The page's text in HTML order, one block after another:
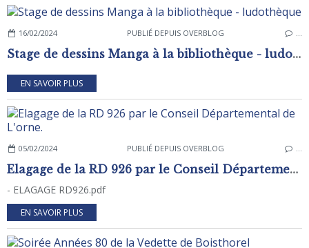
16/02/2024 PUBLIÉ DEPUIS OVERBLOG …
Stage de dessins Manga à la bibliothèque - ludothèque
EN SAVOIR PLUS
05/02/2024 PUBLIÉ DEPUIS OVERBLOG …
Elagage de la RD 926 par le Conseil Départemental de L'orne.
- ELAGAGE RD926.pdf
EN SAVOIR PLUS